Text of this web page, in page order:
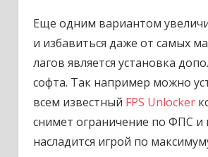
Еще одним вариантом
и избавиться даже от самых
лагов является установка
софта. Так например можно
всем известный FPS Unlocker
снимет ограничение по ФПС и
насладится игрой по